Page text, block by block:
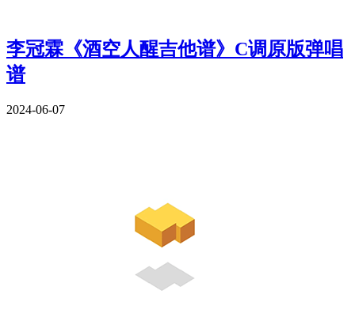
李冠霖《酒空人醒吉他谱》C调原版弹唱
谱
2024-06-07